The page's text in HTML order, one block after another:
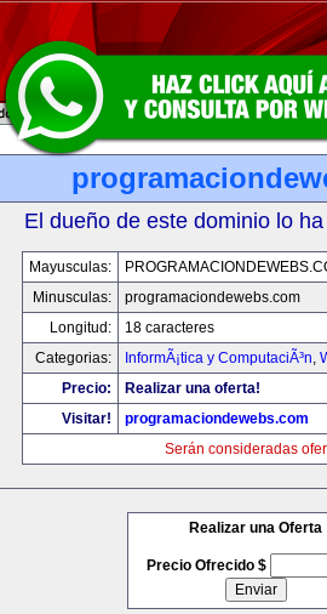
El dueño de este dominio lo
Mayusculas:
Minusculas:
programaciondewebs.com
Longitud:
18 caracteres
Categorias:
InformÃ¡tica y ComputaciÃ³n,
Precio:
Realizar una oferta!
Visitar!
programaciondewebs.com
Serán consideradas
Realizar una Oferta
Precio Ofrecido $